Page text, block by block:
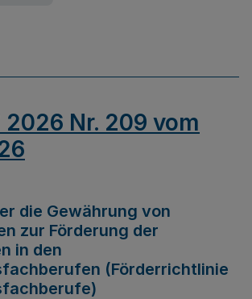
2026 Nr. 209 vom
die Gewährung von
zur Förderung der
in den
(Förderrichtlinie